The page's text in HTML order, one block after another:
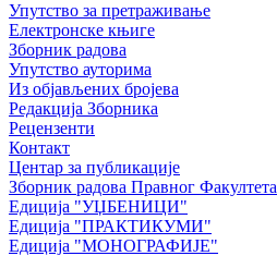
Упутство за претраживање
Електронске књиге
Зборник радова
Упутство ауторима
Из објављених бројева
Редакција Зборника
Рецензенти
Контакт
Центар за публикације
Зборник радова Правног Факултета
Едиција "УЏБЕНИЦИ"
Едиција "ПРАКТИКУМИ"
Едиција "МОНОГРАФИЈЕ"